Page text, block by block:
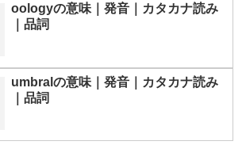
oologyの意味｜発音｜カタカナ読み
｜品詞
umbralの意味｜発音｜カタカナ読み
｜品詞